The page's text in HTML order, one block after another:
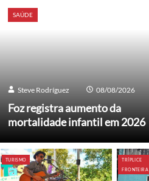
SAÚDE
Steve Rodríguez 08/08/2026
Foz registra aumento da
mortalidade infantil em 2026
TURISMO
TRÍPLICE
FRONTEIRA